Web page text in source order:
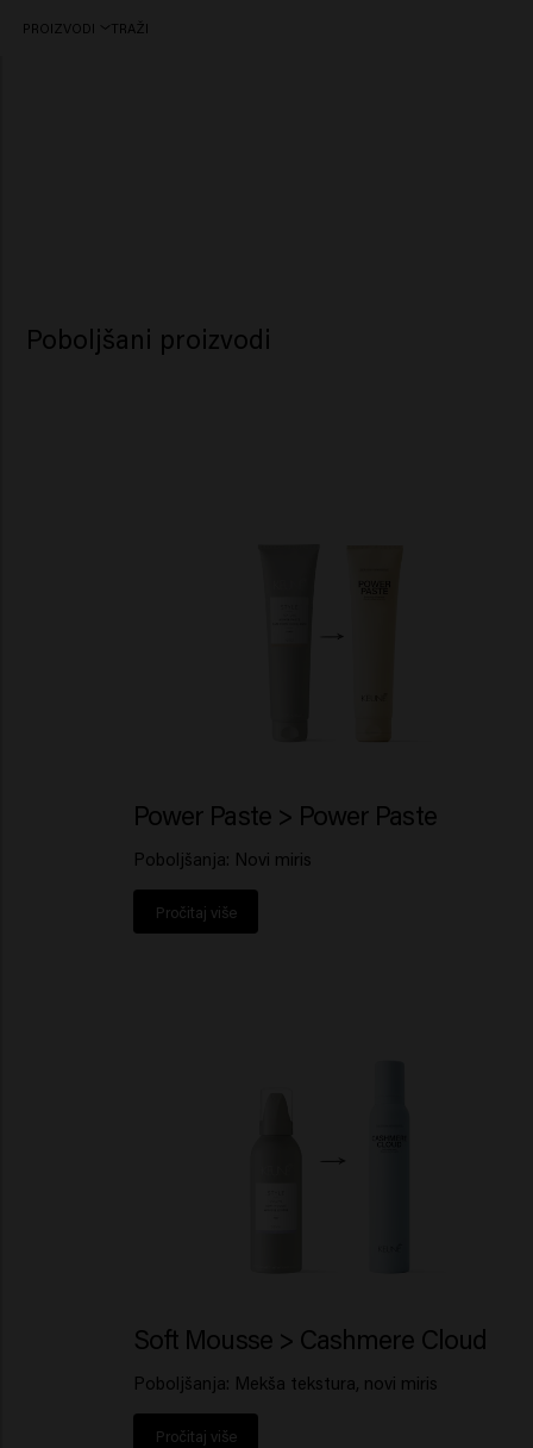
PROIZVODI TRAŽI
Poboljšani proizvodi
Power Paste > Power Paste
Poboljšanja: Novi miris
Pročitaj više
Soft Mousse > Cashmere Cloud
Poboljšanja: Mekša tekstura, novi miris
Pročitaj više